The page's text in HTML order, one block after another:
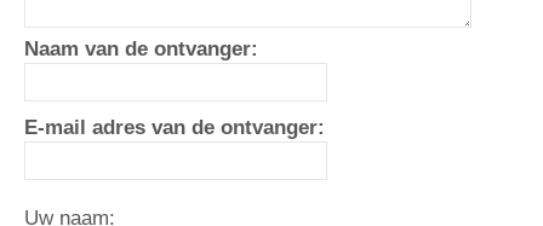
Naam van de ontvanger:
E-mail adres van de ontvanger:
Uw naam: